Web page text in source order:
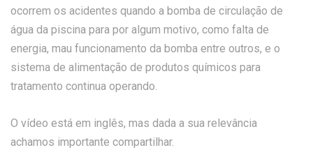
ocorrem os acidentes quando a bomba de circulação de
água da piscina para por algum motivo, como falta de
energia, mau funcionamento da bomba entre outros, e o
sistema de alimentação de produtos químicos para
tratamento continua operando.
O vídeo está em inglês, mas dada a sua relevância
achamos importante compartilhar.